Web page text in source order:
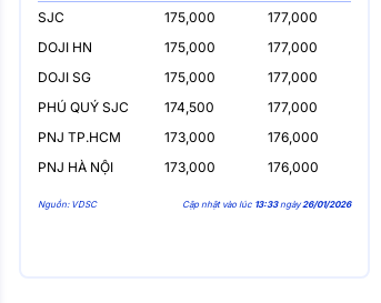
SJC 175,000
177,000
DOJI HN
175,000
177,000
DOJI SG
175,000
177,000
PHÚ QUÝ SJC
174,500
177,000
PNJ TP.HCM
173,000
176,000
PNJ HÀ NỘI
173,000 176,000
Nguồn: VDSC Cập nhật vào lúc 13:33ngày26/01/2026